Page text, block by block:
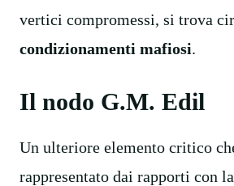
vertici compromessi, si trova
condizionamenti mafiosi.
Il nodo G.M. Edil
Un ulteriore elemento critico
rappresentato dai rapporti con